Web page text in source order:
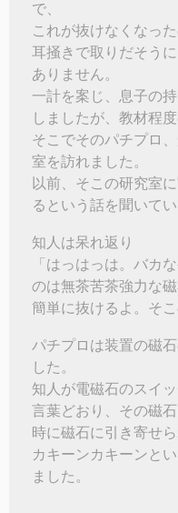
で、
これが抜けなくなった
耳掻きで取りだそう
ありません。
一計を案じ、息子の
しましたが、教材程
そこでそのパチプロ
室を訪れました。
以前、そこの研究室
るという話を聞いてい
知人は呆れ返り
「はっはっは。バカ
のは無茶苦茶強力な磁
簡単に抜けるよ。そ
パチプロは装置の磁
した。
知人が電磁石のスイッ
言葉どおり、その磁
時に磁石に引き寄せら
カキーンカキーンと
ました。